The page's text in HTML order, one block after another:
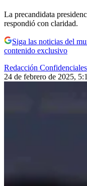
La precandidata
respondió con claridad.
Siga las noticias del
contenido exclusivo
Redacción Confidenciales
24 de febrero de 2025,